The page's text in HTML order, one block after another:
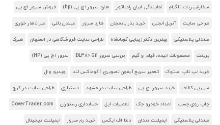
سفارش ربات تلگرام نمایندگی ایران رادیاتور هارد سرور اچ پی (hp) فروش سرور اچ پی
طراحی سایت آنریل انجین خرید بذر بادمجان هارد سرور مبلمان باغی میز ناهار خوری
صندلی پلاستیکی بهترین دکتر زیبایی کرمانشاه طراحی سایت فروشگاهی در اصفهان هیرکا
پرینت محصولات انیمه، فیلم و گیم بررسی سرور DL380 G11 سرور اچ پی (HP)
خرید لپ تاپ استوک تعمیر سریع آیفون تصویری | کوماکس لند ویدیو وال
سی پی کالاف خرید سرور اچ پی طراحی سایت در مشهد دستیاری طراحی سایت در کرج
چاپ روی چسب امداد خودرو جک تعمیرات اپل حسابداری رستوران CoverTrader.com
صندلی پلاستیکی ایمپلنت دندان دلتا اف ایکس خرید رم سرور ایمپلنت دیجیتال